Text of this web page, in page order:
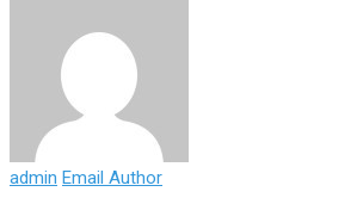
admin Email Author